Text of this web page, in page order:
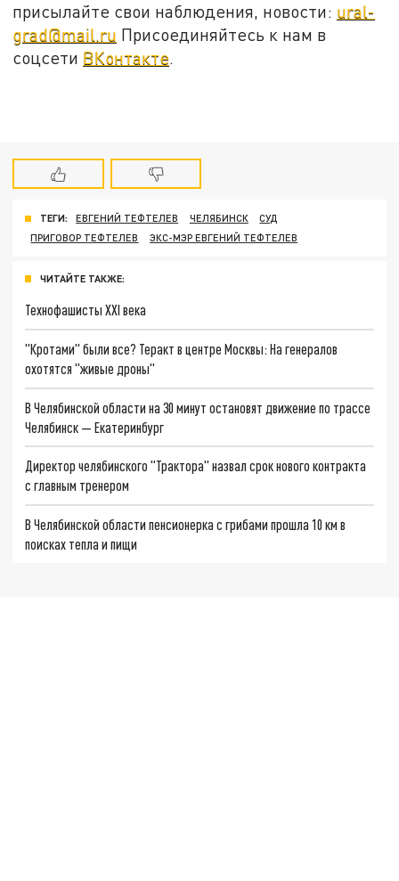
присылайте свои наблюдения, новости: ural-
grad@mail.ru Присоединяйтесь к нам в
соцсети ВКонтакте.
ТЕГИ: ЕВГЕНИЙ ТЕФТЕЛЕВ ЧЕЛЯБИНСК
СУД
ПРИГОВОР ТЕФТЕЛЕВ
ЭКС-МЭР ЕВГЕНИЙ ТЕФТЕЛЕВ
ЧИТАЙТЕ ТАКЖЕ:
Технофашисты XXI века
"Кротами" были все? Теракт в центре Москвы: На генералов
охотятся "живые дроны"
В Челябинской области на 30 минут остановят движение по трассе
Челябинск — Екатеринбург
Директор челябинского "Трактора" назвал срок нового контракта
с главным тренером
В Челябинской области пенсионерка с грибами прошла 10 км в
поисках тепла и пищи